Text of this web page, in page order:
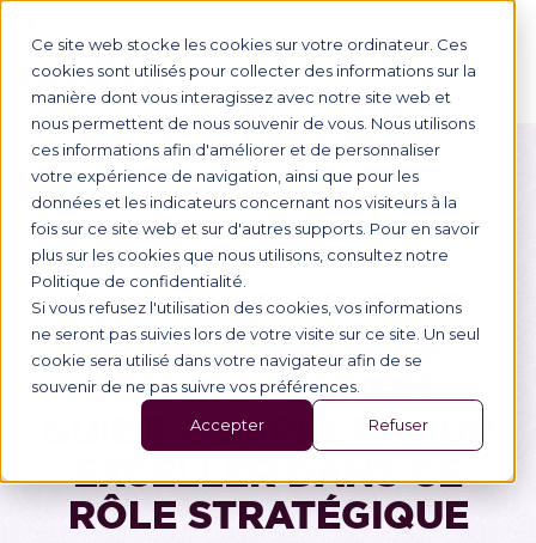
Ce site web stocke les cookies sur votre ordinateur. Ces
cookies sont utilisés pour collecter des informations sur la
manière dont vous interagissez avec notre site web et
nous permettent de nous souvenir de vous. Nous utilisons
ces informations afin d'améliorer et de personnaliser
votre expérience de navigation, ainsi que pour les
données et les indicateurs concernant nos visiteurs à la
fois sur ce site web et sur d'autres supports. Pour en savoir
plus sur les cookies que nous utilisons, consultez notre
Politique de confidentialité.
Si vous refusez l'utilisation des cookies, vos informations
ne seront pas suivies lors de votre visite sur ce site. Un seul
cookie sera utilisé dans votre navigateur afin de se
souvenir de ne pas suivre vos préférences.
Accepter Refuser
Retour
Métiers
COMMENT DEVENIR
DIRECTEUR DE LA
COMMUNICATION :
GUIDE COMPLET POUR
EXCELLER DANS CE
RÔLE STRATÉGIQUE